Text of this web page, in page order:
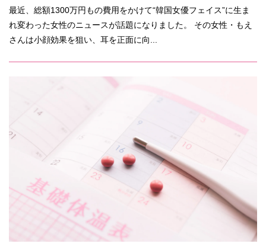
最近、総額1300万円もの費用をかけて“韓国女優フェイス”に生ま
れ変わった女性のニュースが話題になりました。 その女性・もえ
さんは小顔効果を狙い、耳を正面に向...